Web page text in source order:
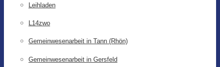
Leihladen
L14zwo
Gemeinwesenarbeit in Tann (Rhön)
Gemeinwesenarbeit in Gersfeld